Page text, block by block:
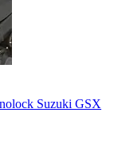
Suzuki GSX